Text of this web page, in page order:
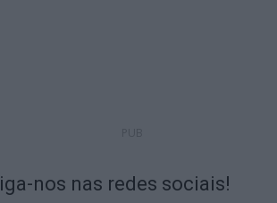
nos nas redes sociais!